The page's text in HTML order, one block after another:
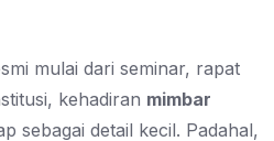
mulai dari seminar, rapat
kehadiran mimbar
sebagai detail kecil. Padahal,